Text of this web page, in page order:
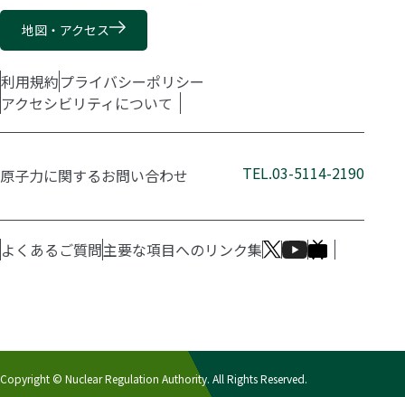
地図・アクセス
利用規約プライバシーポリシー
アクセシビリティについて
原子力に関するお問い合わせ TEL.03-5114-2190
よくあるご質問主要な項目へのリンク集
Copyright © Nuclear Regulation Authority. All Rights Reserved.